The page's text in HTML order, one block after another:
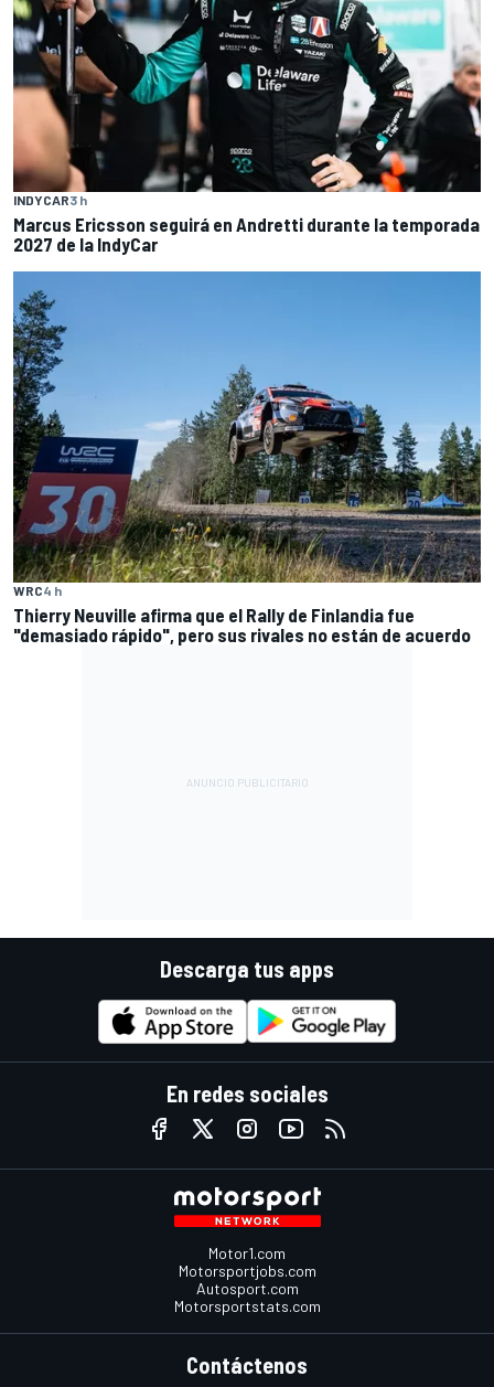
INDYCAR3 h
Marcus Ericsson seguirá en Andretti durante la temporada
2027 de la IndyCar
WRC4 h
Thierry Neuville afirma que el Rally de Finlandia fue
"demasiado rápido", pero sus rivales no están de acuerdo
Descarga tus apps
En redes sociales
Motor1.com
Motorsportjobs.com
Autosport.com
Motorsportstats.com
Contáctenos